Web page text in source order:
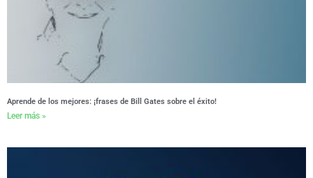
Aprende de los mejores: ¡frases de Bill Gates sobre el éxito!
Leer más »